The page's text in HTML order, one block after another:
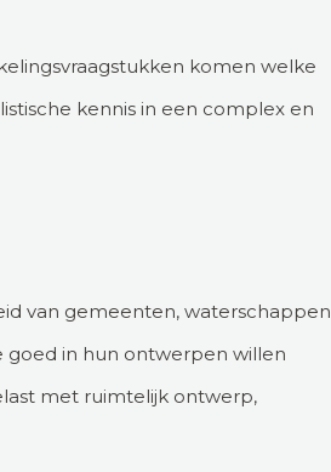
komen welke
kennis in een complex en
van gemeenten, waterschappen
goed in hun ontwerpen willen
met ruimtelijk ontwerp,